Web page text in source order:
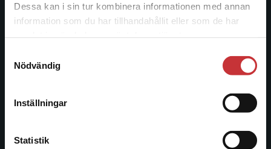
Dessa kan i sin tur kombinera informationen med annan
information som du har tillhandahållit eller som de har
Nödvändig
Inställningar
Statistik
Det verkar som att du besöker
studentlitteratur.se via en enhet utanför Sverige.
Vi erbjuder inte leveranser utanför Sverige. För
att kunna slutföra ett köp måste
Studentlitteratur grundades 1963 och är idag Sveriges
ledande utbildningsförlag. Med läromedel, kurslitteratur,
facklitteratur, utbildningar och digitala
informationstjänster i utbudet, finns Studentlitteratur med
längs hela kunskapsresan.
Kontakta oss